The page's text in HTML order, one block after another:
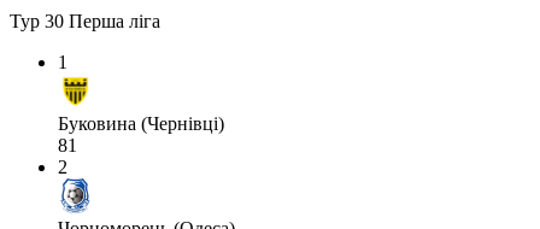
Тур 30 Перша ліга
1
Буковина (Чернівці)
81
2